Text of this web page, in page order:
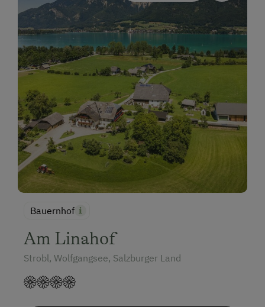
Bauernhof
Am Linahof
Strobl, Wolfgangsee, Salzburger Land